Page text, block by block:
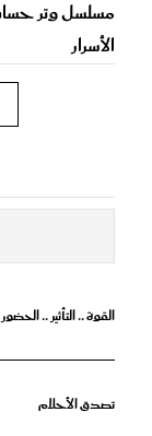
الأسرار
القوة .. التأثير .. الحضور
تصدق الأحلام